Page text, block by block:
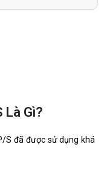
Là Gì?
S đã được sử dụng khá